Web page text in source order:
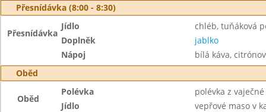
Přesnídávka (8:00 - 8:30)
Přesnídávka
Jídlo
chléb, tuňáková
Doplněk
jablko
Nápoj
bílá káva,
Oběd
Oběd
Polévka
polévka z
Jídlo
vepřové maso v